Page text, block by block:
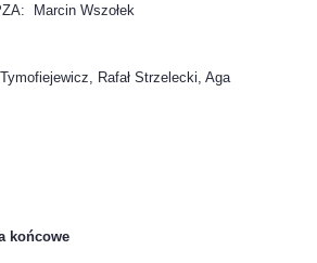
Marcin Wszołek
Rafał Strzelecki, Aga